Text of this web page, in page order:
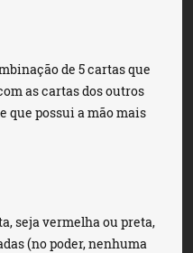
de 5 cartas que
as cartas dos outros
que possui a mão mais
seja vermelha ou preta,
(no poder, nenhuma